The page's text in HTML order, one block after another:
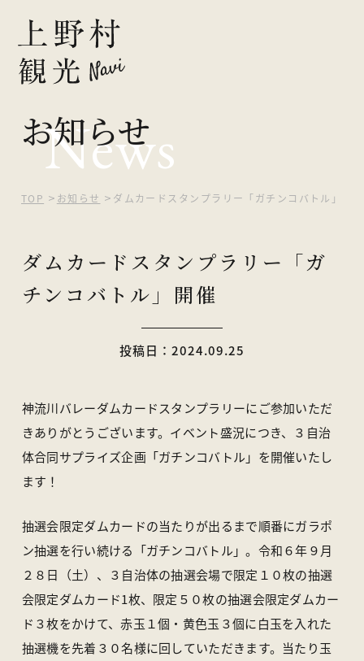
ピックアップ
観光する
自然を楽しむ
泊まる
イベント
オンラインストア
お問い合わせ
TEL 0274-20-7070／ FAX 0274-59-2520
お知らせ
News
TOP お知らせ ダムカードスタンプラリー「ガチンコバトル」開催
ダムカードスタンプラリー「ガ
チンコバトル」開催
投稿日：2024.09.25
神流川バレーダムカードスタンプラリーにご参加いただ
きありがとうございます。イベント盛況につき、３自治
体合同サプライズ企画「ガチンコバトル」を開催いたし
ます！
抽選会限定ダムカードの当たりが出るまで順番にガラポ
ン抽選を行い続ける「ガチンコバトル」。令和６年９月
２８日（土）、３自治体の抽選会場で限定１０枚の抽選
会限定ダムカード1枚、限定５０枚の抽選会限定ダムカー
ド３枚をかけて、赤玉１個・黄色玉３個に白玉を入れた
抽選機を先着３０名様に回していただきます。当たり玉